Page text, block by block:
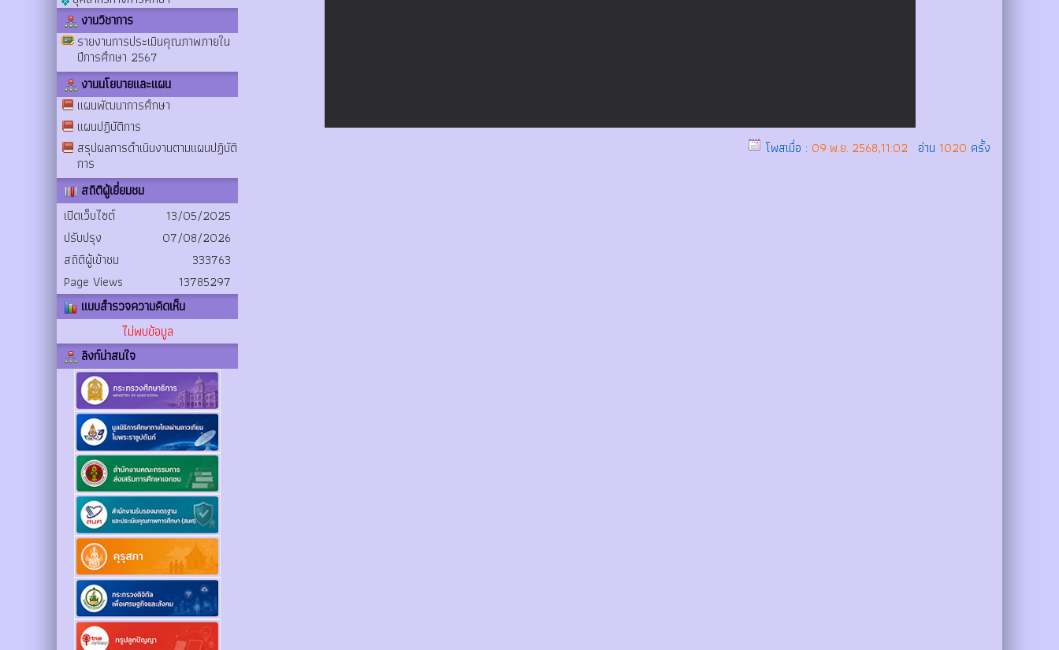
งานวิชาการ
รายงานการประเมินคุณภาพภายใน
ปีการศึกษา 2567
งานนโยบายและแผน
แผนพัฒนาการศึกษา
แผนปฏิบัติการ
สรุปผลการดำเนินงานตามแผนปฏิบัติ
การ
สถิติผู้เยี่ยมชม
เปิดเว็บไซต์
13/05/2025
ปรับปรุง
07/08/2026
สถิติผู้เข้าชม
333763
Page Views
13785297
แบบสำรวจความคิดเห็น
ไม่พบข้อมูล
ลิงก์น่าสนใจ
โพสเมื่อ : 09 พ.ย. 2568,11:02 อ่าน 1020 ครั้ง